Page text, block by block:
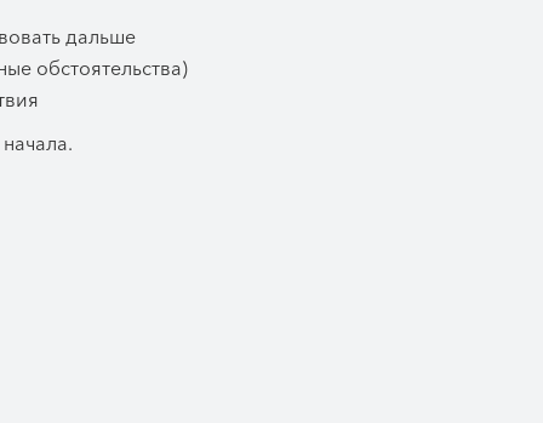
дальше
обстоятельства)